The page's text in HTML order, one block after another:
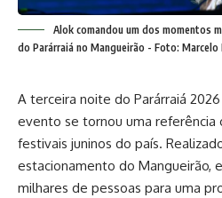
Alok comandou um dos momentos
do Parárraiá no Mangueirão - Foto: Marcelo
A terceira noite do Parárraiá
evento se tornou uma referência
festivais juninos do país.
estacionamento do Mangueirão,
milhares de pessoas para uma